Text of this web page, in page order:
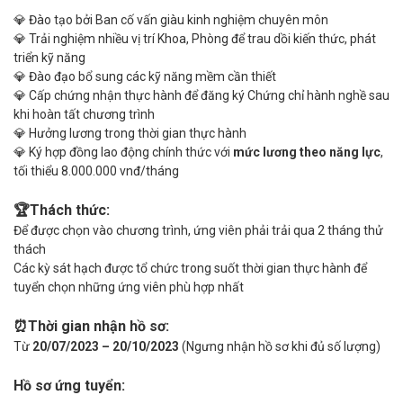
💎 Đào tạo bởi Ban cố vấn giàu kinh nghiệm chuyên môn
💎 Trải nghiệm nhiều vị trí Khoa, Phòng để trau dồi kiến thức, phát
triển kỹ năng
💎 Đào đạo bổ sung các kỹ năng mềm cần thiết
💎 Cấp chứng nhận thực hành để đăng ký Chứng chỉ hành nghề sau
khi hoàn tất chương trình
💎 Hưởng lương trong thời gian thực hành
💎 Ký hợp đồng lao động chính thức với mức lương theo năng lực,
tối thiểu 8.000.000 vnđ/tháng
🏆Thách thức:
Để được chọn vào chương trình, ứng viên phải trải qua 2 tháng thử
thách
Các kỳ sát hạch được tổ chức trong suốt thời gian thực hành để
tuyển chọn những ứng viên phù hợp nhất
⏰Thời gian nhận hồ sơ:
Từ 20/07/2023 – 20/10/2023 (Ngưng nhận hồ sơ khi đủ số lượng)
Hồ sơ ứng tuyển: